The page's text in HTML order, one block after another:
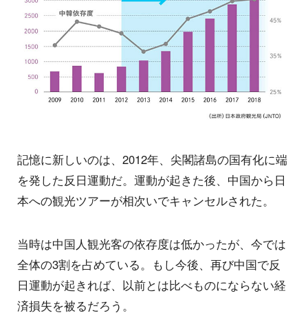
記憶に新しいのは、2012年、尖閣諸島の国有化に端
を発した反日運動だ。運動が起きた後、中国から日
本への観光ツアーが相次いでキャンセルされた。
当時は中国人観光客の依存度は低かったが、今では
全体の3割を占めている。もし今後、再び中国で反
日運動が起きれば、以前とは比べものにならない経
済損失を被るだろう。